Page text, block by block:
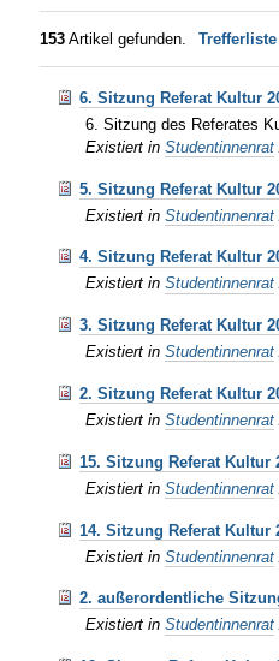
153 Artikel gefunden.
6. Sitzung Referat Kultur
6. Sitzung des Referates
Existiert in Studentinnenrat
5. Sitzung Referat Kultur
Existiert in Studentinnenrat
4. Sitzung Referat Kultur
Existiert in Studentinnenrat
3. Sitzung Referat Kultur
Existiert in Studentinnenrat
2. Sitzung Referat Kultur
Existiert in Studentinnenrat
15. Sitzung Referat Kultur
Existiert in Studentinnenrat
14. Sitzung Referat Kultur
Existiert in Studentinnenrat
2. außerordentliche
Existiert in Studentinnenrat